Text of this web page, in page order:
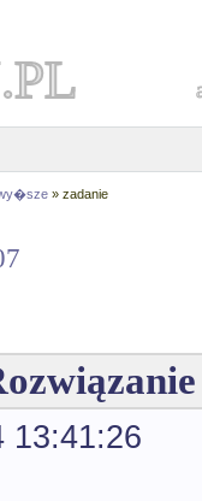
» zadanie
13:41:26